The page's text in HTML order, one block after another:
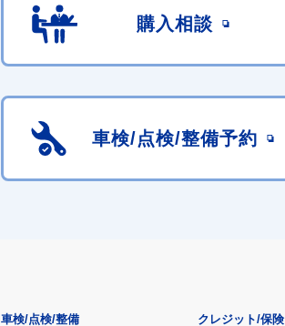
購入相談
車検/点検/整備予約
車検/点検/整備 クレジット/保険